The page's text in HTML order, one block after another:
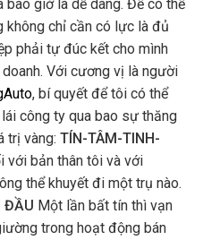
bao giờ là dễ dàng. Để có thể
chỉ cần có lực là đủ
phải tự đúc kết cho mình
Với cương vị là người
, bí quyết để tôi có thể
công ty qua bao sự thăng
trị vàng: TÍN-TÂM-TINH-
với bản thân tôi và với
thể khuyết đi một trụ nào.
ĐẦU Một lần bất tín thì vạn
trong hoạt động bán